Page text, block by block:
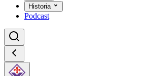
Historia
Podcast